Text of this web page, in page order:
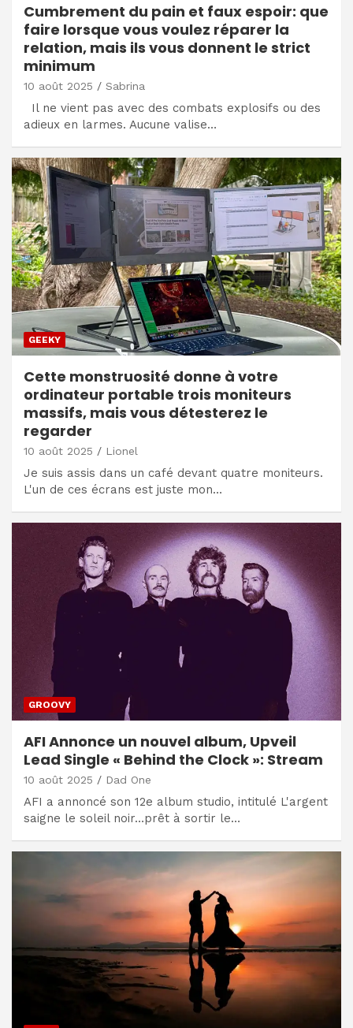
Cumbrement du pain et faux espoir: que
faire lorsque vous voulez réparer la
relation, mais ils vous donnent le strict
minimum
10 août 2025 Sabrina
Il ne vient pas avec des combats explosifs ou des
adieux en larmes. Aucune valise…
GEEKY
Cette monstruosité donne à votre
ordinateur portable trois moniteurs
massifs, mais vous détesterez le
regarder
10 août 2025 Lionel
Je suis assis dans un café devant quatre moniteurs.
L'un de ces écrans est juste mon…
GROOVY
AFI Annonce un nouvel album, Upveil
Lead Single « Behind the Clock »: Stream
10 août 2025 Dad One
AFI a annoncé son 12e album studio, intitulé L'argent
saigne le soleil noir…prêt à sortir le…